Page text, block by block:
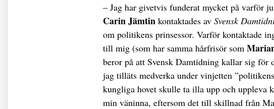
– Jag har givetvis funderat mycket på varför
Carin Jämtin kontaktades av Svensk
om politikens prinsessor. Varför kontaktade
till mig (som har samma hårfrisör som
beror på att Svensk Damtidning kallar sig för
jag tilläts medverka under vinjetten
kungliga hovet skulle ta illa upp och uppleva
min väninna, eftersom det till skillnad från